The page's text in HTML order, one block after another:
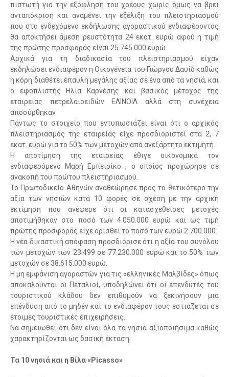
πιστωτή για την εξόφληση του χρέους χωρίς όμως να βρει
ανταπόκριση και αναμένει την εξέλιξη του πλειστηριασμού
που στο ενδεχόμενο εκδήλωσης αγοραστικού ενδιαφέροντος
θα αποκτήσει άμεση ρευστότητα 24 εκατ. ευρώ αφού η τιμή
της πρώτης προσφοράς είναι 25.745.000 ευρώ.
Αρχικά για τη διαδικασία του πλειστηριασμού είχαν
εκδηλώσει ενδιαφέρον η Οικογένεια του Γιώργου Δαυίδ καθώς
η κόρη διαθέτει έπαυλη μεγάλης αξίας σε ένα από τα νησιά, και
ο εφοπλιστής Ηλία Καρνέσης και βασικός μέτοχος της
εταιρείας πετρελαιοειδών ΕΛΙΝΟΙΛ αλλά στη συνέχεια
αποσύρθηκαν
Πάντως το στοιχείο που εντυπωσιάζει είναι ότι ο αρχικός
πλειστηριασμός της εταιρείας είχε προσδιοριστεί στα 2, 7
εκατ. ευρώ για το 50% των μετοχών από ανεξάρτητο εκτιμητή.
Η αποτίμηση της εταιρείας έθιγε οικονομικά τον
ενδιαφερόμενο Μαρή Εμπειρίκο , ο οποίος προχώρησε σε
ανακοπή του πρώτου πλειστηριασμού.
Το Πρωτοδικείο Αθηνών αναθεώρησε προς το θετικότερο την
αξία των νησιών κατά 10 φορές σε σχέση με την αρχική
εκτίμηση που ανέφερε ότι οι κατασχεθείσες μετοχές
αποτιμήθηκαν στο ποσό των 4.050.000 ευρώ και ως τιμή
πρώτης προσφοράς είχε ορισθεί το ποσό των ευρώ 2.700.000.
Η νέα δικαστική απόφαση προσδιόρισε ότι η αξία του συνόλου
των μετοχών των 23.499 σε 77.230.000 ευρώ και το 50% των
μετοχών σε 38.615.000 ευρώ.
Η μη εμφάνιση αγοραστών για τις «ελληνικές Μαλβίδες» όπως
αποκαλούνται οι Πεταλιοί, υποδηλώνει ότι οι επενδυτές του
τουριστικού κλάδου δεν επιθυμούν να ξεκινήσουν μια
επένδυση από το μηδέν και το ενδιαφέρον τους εστιάζεται σε
έτοιμες τουριστικές επιχειρήσεις.
Να σημειωθεί ότι δεν είναι όλα τα νησιά αξιοποιήσιμα καθώς
χαρακτηρίζονται ως δασική έκταση.
Τα 10 νησιά και η Βίλα «Picasso»